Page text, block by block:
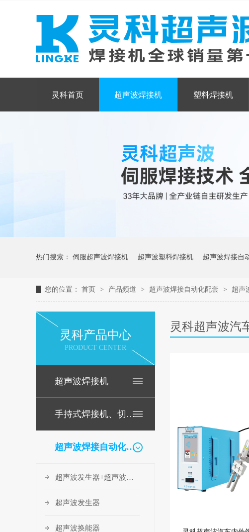
灵科首页 超声波焊接机 塑料焊接机
热门搜索： 伺服超声波焊接机 超声波塑料焊接机 超声波焊接自
您的位置： 首页 > 产品频道 > 超声波焊接自动化配套 > 超声
灵科产品中心
PRODUCT CENTER
超声波焊接机
手持式焊接机、切割机
超声波焊接自动化配套
超声波发生器+超声波换能器
超声波发生器
超声波换能器
灵科超声波汽